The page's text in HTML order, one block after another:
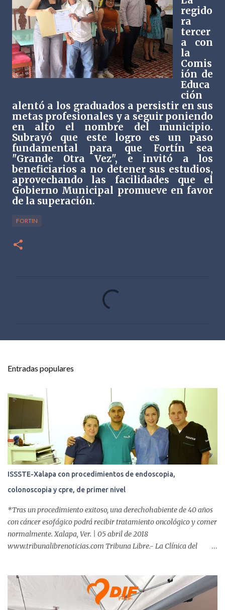
regido
ra
tercer
a con
la
Comis
ión de
Educa
ción
alentó a los graduados a persistir en sus
metas profesionales y a seguir poniendo
en alto el nombre del municipio.
Subrayó que este logro es un paso
fundamental para que Fortín sea
"Grande Otra Vez", e invitó a los
beneficiarios a no detener sus estudios,
aprovechando las facilidades que el
Gobierno Municipal promueve en favor
de la superación.
FORTIN
s
Entradas populares
ISSSTE-Xalapa con procedimientos de endoscopia,
colonoscopia y cpre, de primer nivel
*Tras un procedimiento exitoso, una derechohabiente de 40 años
con cáncer esofágico podrá recibir tratamiento oncológico y comer
normalmente. Xalapa, Ver. | 05 abril de 2018
www.tribunalibrenoticias.com Tribuna Libre.- La Clínica del
incluyen endoscopia, colonoscopia y colangiopancreatografía
retrógrada endoscópica (CPRE), con equipo de alta tecnología de
videoendoscopia gástrica y con especialistas certificados. Además